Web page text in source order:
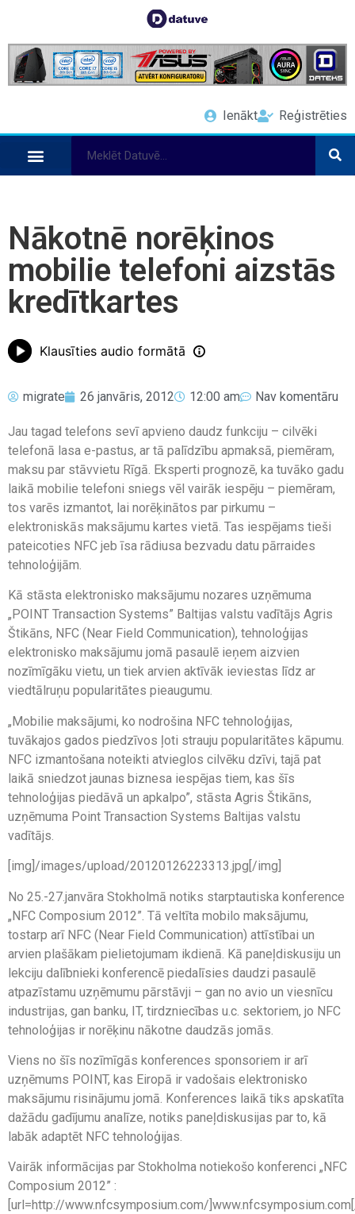
Ienākt Reģistrēties
Nākotnē norēķinos
mobilie telefoni aizstās
kredītkartes
Klausīties audio formātā
migrate 26 janvāris, 2012 12:00 am Nav komentāru
Jau tagad telefons sevī apvieno daudz funkciju – cilvēki
telefonā lasa e-pastus, ar tā palīdzību apmaksā, piemēram,
maksu par stāvvietu Rīgā. Eksperti prognozē, ka tuvāko gadu
laikā mobilie telefoni sniegs vēl vairāk iespēju – piemēram,
tos varēs izmantot, lai norēķinātos par pirkumu –
elektroniskās maksājumu kartes vietā. Tas iespējams tieši
pateicoties NFC jeb īsa rādiusa bezvadu datu pārraides
tehnoloģijām.
Kā stāsta elektronisko maksājumu nozares uzņēmuma
„POINT Transaction Systems” Baltijas valstu vadītājs Agris
Štikāns, NFC (Near Field Communication), tehnoloģijas
elektronisko maksājumu jomā pasaulē ieņem aizvien
nozīmīgāku vietu, un tiek arvien aktīvāk ieviestas līdz ar
viedtālruņu popularitātes pieaugumu.
„Mobilie maksājumi, ko nodrošina NFC tehnoloģijas,
tuvākajos gados piedzīvos ļoti strauju popularitātes kāpumu.
NFC izmantošana noteikti atvieglos cilvēku dzīvi, tajā pat
laikā sniedzot jaunas biznesa iespējas tiem, kas šīs
tehnoloģijas piedāvā un apkalpo”, stāsta Agris Štikāns,
uzņēmuma Point Transaction Systems Baltijas valstu
vadītājs.
[img]/images/upload/20120126223313.jpg[/img]
No 25.-27.janvāra Stokholmā notiks starptautiska konference
„NFC Composium 2012”. Tā veltīta mobilo maksājumu,
tostarp arī NFC (Near Field Communication) attīstībai un
arvien plašākam pielietojumam ikdienā. Kā paneļdiskusiju un
lekciju dalībnieki konferencē piedalīsies daudzi pasaulē
atpazīstamu uzņēmumu pārstāvji – gan no avio un viesnīcu
industrijas, gan banku, IT, tirdzniecības u.c. sektoriem, jo NFC
tehnoloģijas ir norēķinu nākotne daudzās jomās.
Viens no šīs nozīmīgās konferences sponsoriem ir arī
uzņēmums POINT, kas Eiropā ir vadošais elektronisko
maksājumu risinājumu jomā. Konferences laikā tiks apskatīta
dažādu gadījumu analīze, notiks paneļdiskusijas par to, kā
labāk adaptēt NFC tehnoloģijas.
Vairāk informācijas par Stokholma notiekošo konferenci „NFC
Composium 2012” :
[url=http://www.nfcsymposium.com/